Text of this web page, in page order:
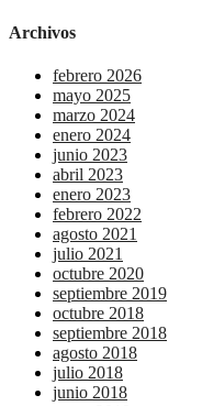
Archivos
febrero 2026
mayo 2025
marzo 2024
enero 2024
junio 2023
abril 2023
enero 2023
febrero 2022
agosto 2021
julio 2021
octubre 2020
septiembre 2019
octubre 2018
septiembre 2018
agosto 2018
julio 2018
junio 2018